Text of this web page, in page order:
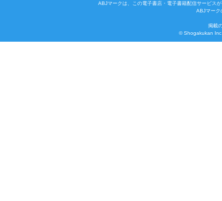
ABJマークは、この電子書店・電子書籍配信サービス
ABJマーク
掲載
© Shogakukan